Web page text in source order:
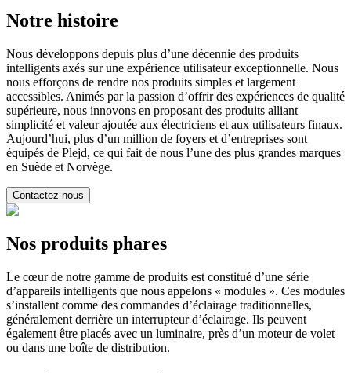
Notre histoire
Nous développons depuis plus d’une décennie des produits
intelligents axés sur une expérience utilisateur exceptionnelle. Nous
nous efforçons de rendre nos produits simples et largement
accessibles. Animés par la passion d’offrir des expériences de qualité
supérieure, nous innovons en proposant des produits alliant
simplicité et valeur ajoutée aux électriciens et aux utilisateurs finaux.
Aujourd’hui, plus d’un million de foyers et d’entreprises sont
équipés de Plejd, ce qui fait de nous l’une des plus grandes marques
en Suède et Norvège.
Contactez-nous
Nos produits phares
Le cœur de notre gamme de produits est constitué d’une série
d’appareils intelligents que nous appelons « modules ». Ces modules
s’installent comme des commandes d’éclairage traditionnelles,
généralement derrière un interrupteur d’éclairage. Ils peuvent
également être placés avec un luminaire, près d’un moteur de volet
ou dans une boîte de distribution.